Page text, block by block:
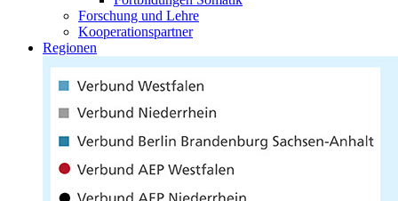
Forschung und Lehre
Kooperationspartner
Regionen